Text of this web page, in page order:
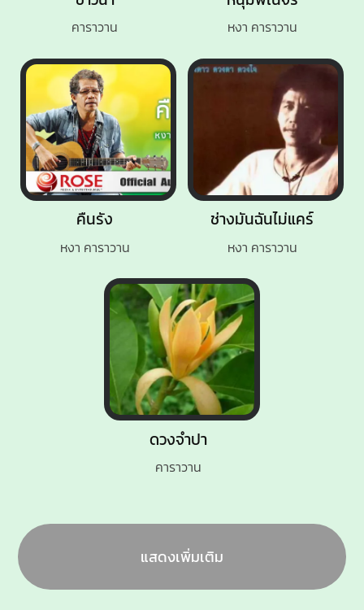
คืนรัง
หงา คาราวาน
หงา คาราวาน
ดวงจำปา
คาราวาน
ช่างมันฉันไม่แคร์
หงา คาราวาน
คาราวาน
แสดงเพิ่มเติม